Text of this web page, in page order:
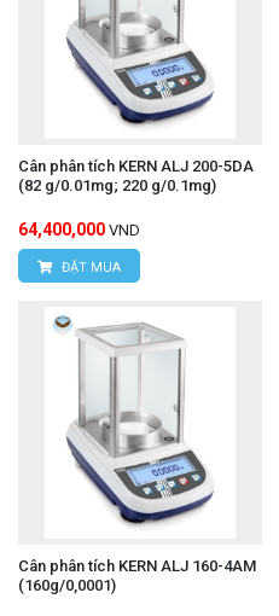
Cân phân tích KERN ALJ 200-5DA
(82 g/0.01mg; 220 g/0.1mg)
64,400,000 VND
ĐẶT MUA
Cân phân tích KERN ALJ 160-4AM
(160g/0,0001)